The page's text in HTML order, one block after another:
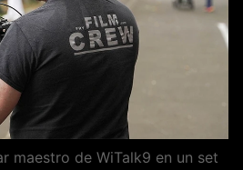
maestro de WiTalk9 en un set